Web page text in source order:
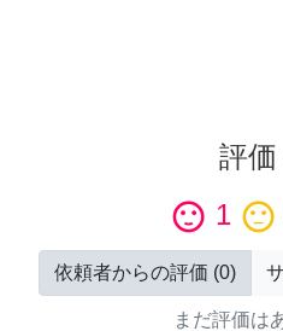
評価
sentiment_satisfied 1 sentiment_neutral
依頼者からの評価 (0)
まだ評価は